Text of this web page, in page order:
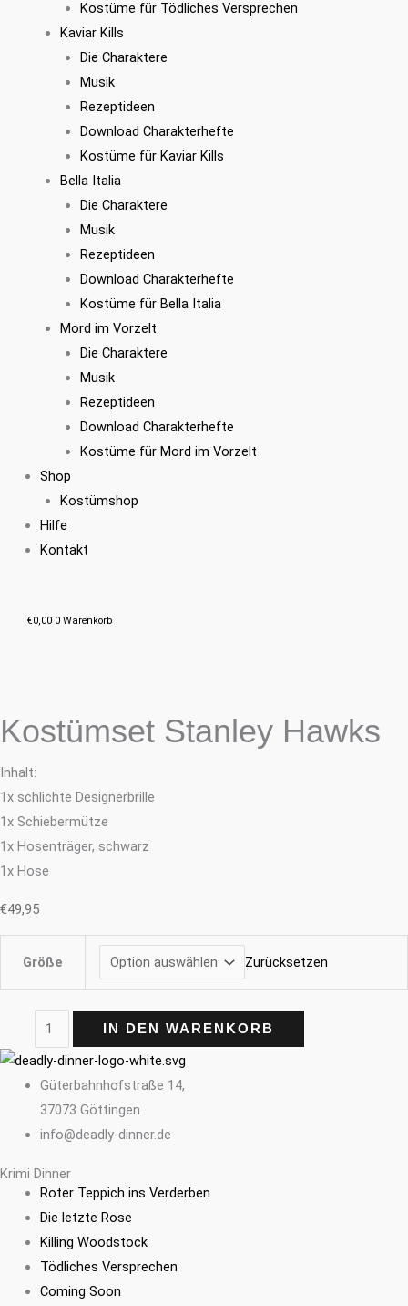
Kostüme für Tödliches Versprechen
Kaviar Kills
Die Charaktere
Musik
Rezeptideen
Download Charakterhefte
Kostüme für Kaviar Kills
Bella Italia
Die Charaktere
Musik
Rezeptideen
Download Charakterhefte
Kostüme für Bella Italia
Mord im Vorzelt
Die Charaktere
Musik
Rezeptideen
Download Charakterhefte
Kostüme für Mord im Vorzelt
Shop
Kostümshop
Hilfe
Kontakt
€0,00 0 Warenkorb
Kostümset Stanley Hawks
Inhalt:
1x schlichte Designerbrille
1x Schiebermütze
1x Hosenträger, schwarz
1x Hose
€49,95
Größe Zurücksetzen
IN DEN WARENKORB
Güterbahnhofstraße 14,
37073 Göttingen
info@deadly-dinner.de
Krimi Dinner
Roter Teppich ins Verderben
Die letzte Rose
Killing Woodstock
Tödliches Versprechen
Coming Soon